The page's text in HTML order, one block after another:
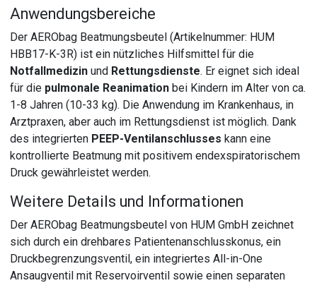
Anwendungsbereiche
Der AERObag Beatmungsbeutel (Artikelnummer: HUM
HBB17-K-3R) ist ein nützliches Hilfsmittel für die
Notfallmedizin und Rettungsdienste. Er eignet sich ideal
für die pulmonale Reanimation bei Kindern im Alter von ca.
1-8 Jahren (10-33 kg). Die Anwendung im Krankenhaus, in
Arztpraxen, aber auch im Rettungsdienst ist möglich. Dank
des integrierten PEEP-Ventilanschlusses kann eine
kontrollierte Beatmung mit positivem endexspiratorischem
Druck gewährleistet werden.
Weitere Details und Informationen
Der AERObag Beatmungsbeutel von HUM GmbH zeichnet
sich durch ein drehbares Patientenanschlusskonus, ein
Druckbegrenzungsventil, ein integriertes All-in-One
Ansaugventil mit Reservoirventil sowie einen separaten